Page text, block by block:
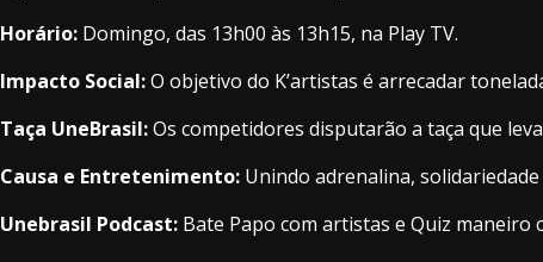
Horário: Domingo, das 13h00 às 13h15, na Play TV.
Impacto Social:O objetivo do K’artistas é arrecadar
Taça UneBrasil:Os competidores disputarão a taça que
Causa e Entretenimento: Unindo adrenalina,
Unebrasil Podcast: Bate Papo com artistas e Quiz maneiro